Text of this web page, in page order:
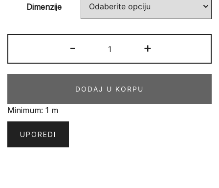
Dimenzije
-
START
Oscar
količina
+
DODAJ U KORPU
Minimum: 1 m
UPOREDI